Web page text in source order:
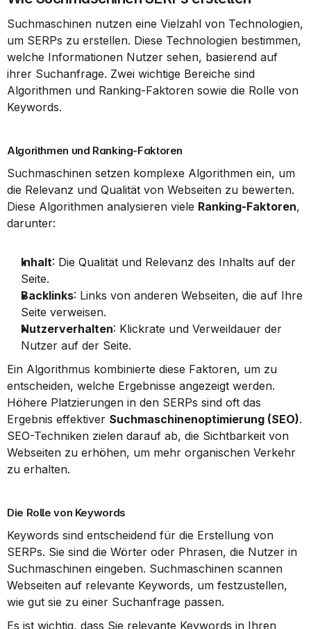
Suchmaschinen nutzen eine Vielzahl von Technologien,
um SERPs zu erstellen. Diese Technologien bestimmen,
welche Informationen Nutzer sehen, basierend auf
ihrer Suchanfrage. Zwei wichtige Bereiche sind
Algorithmen und Ranking-Faktoren sowie die Rolle von
Keywords.
Algorithmen und Ranking-Faktoren
Suchmaschinen setzen komplexe Algorithmen ein, um
die Relevanz und Qualität von Webseiten zu bewerten.
Diese Algorithmen analysieren viele Ranking-Faktoren,
darunter:
Inhalt: Die Qualität und Relevanz des Inhalts auf der
Seite.
Backlinks: Links von anderen Webseiten, die auf Ihre
Seite verweisen.
Nutzerverhalten: Klickrate und Verweildauer der
Nutzer auf der Seite.
Ein Algorithmus kombinierte diese Faktoren, um zu
entscheiden, welche Ergebnisse angezeigt werden.
Höhere Platzierungen in den SERPs sind oft das
Ergebnis effektiver Suchmaschinenoptimierung (SEO).
SEO-Techniken zielen darauf ab, die Sichtbarkeit von
Webseiten zu erhöhen, um mehr organischen Verkehr
zu erhalten.
Die Rolle von Keywords
Keywords sind entscheidend für die Erstellung von
SERPs. Sie sind die Wörter oder Phrasen, die Nutzer in
Suchmaschinen eingeben. Suchmaschinen scannen
Webseiten auf relevante Keywords, um festzustellen,
wie gut sie zu einer Suchanfrage passen.
Es ist wichtig, dass Sie relevante Keywords in Ihren